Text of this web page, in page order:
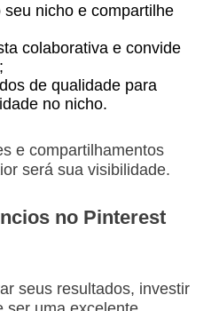
nicho e compartilhe
colaborativa e convide
de qualidade para
no nicho.
e compartilhamentos
será sua visibilidade.
no Pinterest
seus resultados, investir